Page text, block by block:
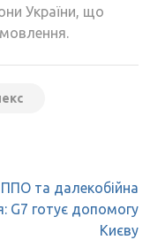
України, що
ППО та далекобійна
G7 готує допомогу
Києву